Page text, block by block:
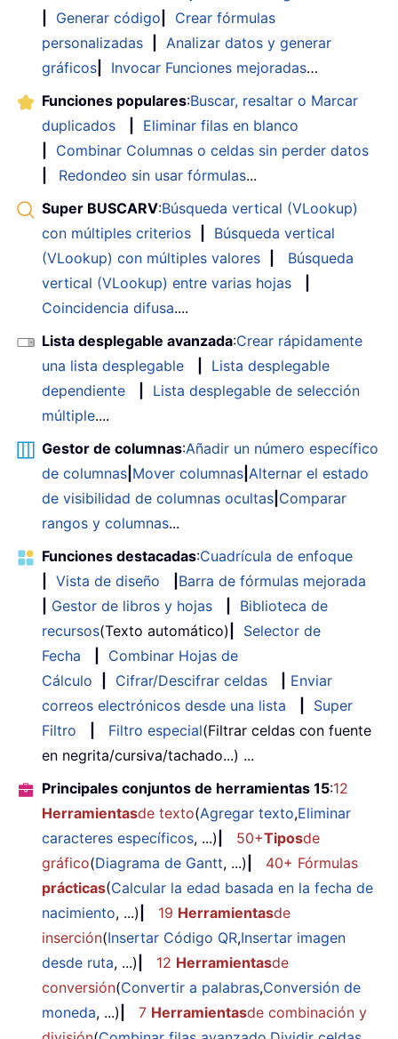
Generar código
Crear fórmulas
personalizadas
Analizar datos y generar
gráficos
Invocar Funciones mejoradas…
Funciones populares:Buscar, resaltar o Marcar
duplicados
Eliminar filas en blanco
Combinar Columnas o celdas sin perder datos
Redondeo sin usar fórmulas...
Super BUSCARV:Búsqueda vertical (VLookup)
con múltiples criterios
Búsqueda vertical
(VLookup) con múltiples valores
Búsqueda
vertical (VLookup) entre varias hojas
Coincidencia difusa....
Lista desplegable avanzada:Crear rápidamente
una lista desplegable
Lista desplegable
dependiente
Lista desplegable de selección
múltiple....
Gestor de columnas:Añadir un número específico
de columnas Mover columnas Alternar el estado
de visibilidad de columnas ocultas Comparar
rangos y columnas...
Funciones destacadas:Cuadrícula de enfoque
Vista de diseño
Barra de fórmulas mejorada
Gestor de libros y hojas
Biblioteca de
recursos(Texto automático)
Selector de
Fecha
Combinar Hojas de
Cálculo
Cifrar/Descifrar celdas
Enviar
correos electrónicos desde una lista
Super
Filtro
Filtro especial(Filtrar celdas con fuente
en negrita/cursiva/tachado...) ...
Principales conjuntos de herramientas 15:12
Herramientasde texto(Agregar texto,Eliminar
caracteres específicos, ...) 50+Tiposde
gráfico(Diagrama de Gantt, ...)
40+ Fórmulas
prácticas(Calcular la edad basada en la fecha de
nacimiento, ...) 19 Herramientasde
inserción(Insertar Código QR,Insertar imagen
desde ruta, ...) 12 Herramientasde
conversión(Convertir a palabras,Conversión de
moneda, ...) 7 Herramientasde combinación y